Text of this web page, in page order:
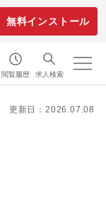
無料インストール
閲覧履歴 求人検索
更新日：2026.07.08